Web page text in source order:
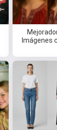
Imágenes